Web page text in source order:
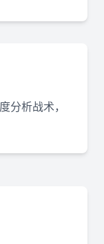
分析战术，